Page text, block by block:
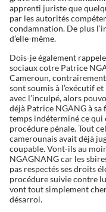
apprenti juriste que
par les autorités
condamnation. De plus
d’elle-même.
Dois-je également
sociaux cotre Patrice
Cameroun,
sont soumis à l’exécutif
avec l’inculpé, alors
déjà Patrice NGANG à sa
temps indéterminé ce qui
procédure pénale. Tout
camerounais avait déjà
coupable. Vont-ils au
NGAGNANG car les
pas respectés ses droits
procédure suivie contre
vont tout simplement
désarroi.